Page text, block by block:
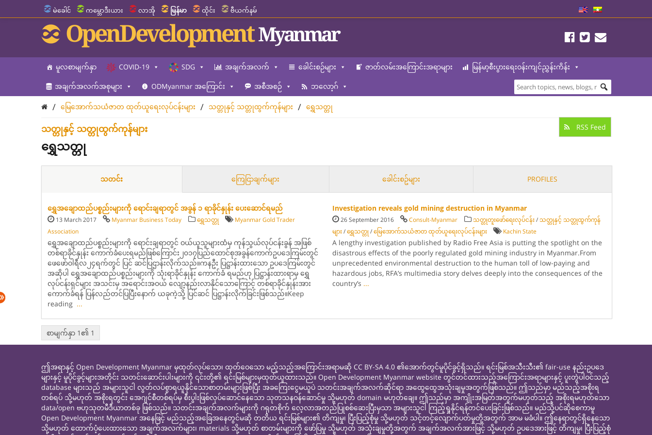
မဲခေါင် ကမ္ဘောဒီးယား လာအို မြန်မာ ထိုင်း ဗီယက်နမ်
OpenDevelopment Myanmar
မူလစာမျက်နှာ COVID-19 SDG အချက်အလက် ခေါင်းစဉ်များ ဇာတ်လမ်းအကြောင်းအရာများ မြန်မာ့စီးပွားရေးဝန်းကျင်ညွှန်းကိန်း
အချက်အလက်အစုများ ODMyanmar အကြောင်း အစီအစဉ် ဘလော့ဂ်
/ မြေအောက်သယံဇာတ ထုတ်ယူရေးလုပ်ငန်းများ / သတ္တုနှင့် သတ္တုထွက်ကုန်များ / ရွှေသတ္တု
သတ္တုနှင့် သတ္တုထွက်ကုန်များ
ရွှေသတ္တု
RSS Feed
သတင်း ကြေငြာချက်များ ခေါင်းစဥ်များ PROFILES
ရွှေအချောထည်ပစ္စည်းများကို ရောင်းချရာတွင် အခွန် ၁ ရာခိုင်နှုန်း ပေးဆောင်ရမည်
13 March 2017 Myanmar Business Today ရွှေသတ္တု
Myanmar Gold Trader
Association
ရွှေအချောထည်ပစ္စည်းများကို ရောင်းချရာတွင် ဝယ်ယူသူများထံမှ ကုန်သွယ်လုပ်ငန်းခွန် အဖြစ်
တစ်ရာခိုင်နှုန်း ကောက်ခံပေးရမည်ဖြစ်ကြောင်း၂၀၁၇ပြည်ထောင်စုအခွန်ကောက်ဥပဒေကြမ်းတွင်
ဖေဖော်ဝါရီလ၂၄ရက်တွင် ပြင် ဆင်ပြဌာန်းလိုက်သည်။ကနဦး ပြဋ္ဌာန်းထားသော ဥပဒေကြမ်းတွင်
အဆိုပါ ရွှေအချောထည်ပစ္စည်းများကို သုံးရာခိုင်နှုန်း ကောက်ခံ ရမည်ဟု ပြဋ္ဌာန်းထားရာမှ ရွှေ
လုပ်ငန်းရှင်များ အသင်းမှ အရောင်းအဝယ် လျော့နည်းလာနိုင်သောကြောင့် တစ်ရာခိုင်နှုန်းအား
ကောက်ခံရန် ပြန်လည်တင်ပြပြီးနောက် ယခုကဲ့သို့ ပြင်ဆင် ပြဋ္ဌာန်းလိုက်ခြင်းဖြစ်သည်။Keep
reading ...
Investigation reveals gold mining destruction in Myanmar
26 September 2016 Consult-Myanmar သတ္တုတူးဖော်ရေးလုပ်ငန်း/သတ္တုနှင့် သတ္တုထွက်ကုန်
များ/ရွှေသတ္တု /မြေအောက်သယံဇာတ ထုတ်ယူရေးလုပ်ငန်းများ Kachin State
A lengthy investigation published by Radio Free Asia is putting the spotlight on the
disastrous effects of the poorly regulated gold mining industry in Myanmar.From
unprecedented environmental destruction to the human toll of low-paying and
hazardous jobs, RFA’s multimedia story delves deeply into the consequences of the
country’s ...
စာမျက်နှာ 1၏ 1
ဤအရာနှင့် Open Development Myanmar မှထုတ်လုပ်သော၊ ထုတ်ဝေသော မည့်သည့်အကြောင်းအရာမဆို CC BY-SA 4.0 ၏အောက်တွင်မူပိုင်ခွင့်ရှိသည်။ ရင်းမြစ်အသီးသီး၏ fair-use နည်းဥပဒေ
များနှင့် မူပိုင်ခွင့်များအတိုင်း သတင်းဆောင်းပါးများကို ၎င်းတို့၏ ရင်းမြစ်များမှထုတ်ယူထားသည်။ Open Development Myanmar website တွင်တင်ထားသည့်အကြောင်းအရာများနှင့် ပူးတွဲပါဝင်သည့်
database များသည် အများသူငါ လွတ်လပ်စွာရယူနိုင်သောစာတမ်းများဖြစ်ပြီး အခကြေးငွေမယူပဲ သတင်းအချက်အလက်ဆိုင်ရာ အထွေထွေအသုံးချမှုအတွက်ဖြစ်သည်။ ဤသည်မှာ မည်သည့်အစိုးရ
တစ်ရပ် သို့မဟုတ် အစိုးရတွင်း အေဂျင်စီတစ်ရပ်မှ စီးပွါးဖြစ်လုပ်ဆောင်နေသော သုတသနဝန်ဆောင်မှု သို့မဟုတ် domain မဟုတ်ချေ။ ဤသည်မှာ အကျိုးအမြတ်အတွက်မဟုတ်သည့် အစိုးရမဟုတ်သော
data/open ဗဟုသုတမီဒီယာတစ်ခု ဖြစ်သည်။ သတင်းအချက်အလက်များကို ဂရုတစိုက် လေ့လာအတည်ပြုစစ်ဆေးပြီးမှသာ အများသူငါ ကြည့်ရှုနိုင်ရန်တင်ပေးခြင်းဖြစ်သည်။ မည်သို့ပင်ဆိုစေကာမူ
Open Development Myanmar အနေဖြင့် မည်သည့်အခြေအနေတွင်မဆို တတိယ ရင်းမြစ်များ၏ တိကျမှု၊ ပြီးပြည့်စုံမှု သို့မဟုတ် သင့်တင့်လျောက်ပတ်မှုတို့အတွက် အာမ မခံပါ။ ဤနေရာတွင်ရှိနေသော
သို့မဟုတ် ထောက်ပံ့ပေးထားသော အချက်အလက်များ၊ materials သို့မဟုတ် စာတမ်းများကို ဖော်ပြမှု သို့မဟုတ် အသုံးချမှုတို့အတွက် အချက်အလက်အားဖြင့် သို့မဟုတ် ဥပဒေအားဖြင့် တိကျမှု၊ ပြီးပြည့်စုံ